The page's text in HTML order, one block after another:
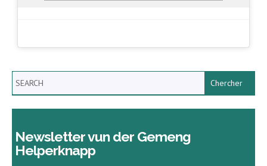
Search
Newsletter vun der Gemeng
Helperknapp